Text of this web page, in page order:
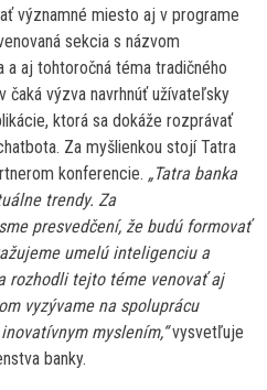
významné miesto aj v programe
sekcia s názvom
a aj tohtoročná téma tradičného
čaká výzva navrhnúť užívateľsky
ktorá sa dokáže rozprávať
Za myšlienkou stojí Tatra
konferencie. „Tatra banka
trendy. Za
presvedčení, že budú formovať
umelú inteligenciu a
rozhodli tejto téme venovať aj
vyzývame na spoluprácu
myslením,“vysvetľuje
banky.